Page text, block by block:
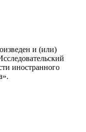
и (или)
иностранного